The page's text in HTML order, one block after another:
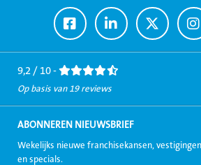
Ga
naar
Facebook
Ga
naar
LinkedIn
Ga
naar
Twitter
Ga
9,2 / 10 -
Op basis van 19 reviews
ABONNEREN NIEUWSBRIEF
Wekelijks nieuwe franchisekansen,
en specials.